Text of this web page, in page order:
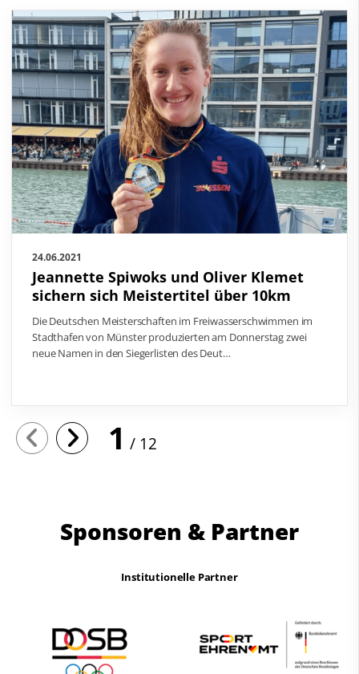
24.06.2021
Jeannette Spiwoks und Oliver Klemet
sichern sich Meistertitel über 10km
Die Deutschen Meisterschaften im Freiwasserschwimmen im
Stadthafen von Münster produzierten am Donnerstag zwei
neue Namen in den Siegerlisten des Deut…
1 12
Sponsoren & Partner
Institutionelle Partner